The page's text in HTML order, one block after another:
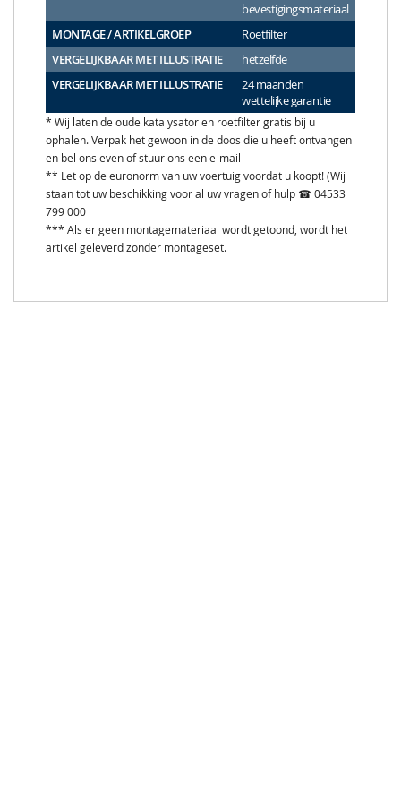
bevestigingsmateriaal
MONTAGE / ARTIKELGROEP
Roetfilter
VERGELIJKBAAR MET ILLUSTRATIE
hetzelfde
VERGELIJKBAAR MET ILLUSTRATIE
24 maanden
wettelijke garantie
* Wij laten de oude katalysator en roetfilter gratis bij u
ophalen. Verpak het gewoon in de doos die u heeft ontvangen
en bel ons even of stuur ons een e-mail
** Let op de euronorm van uw voertuig voordat u koopt! (Wij
staan tot uw beschikking voor al uw vragen of hulp ☎ 04533
799 000
*** Als er geen montagemateriaal wordt getoond, wordt het
artikel geleverd zonder montageset.